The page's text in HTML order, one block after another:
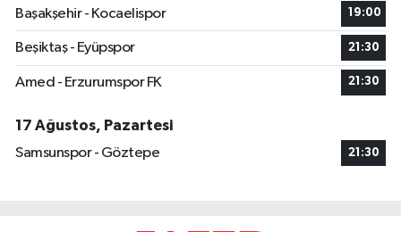
Başakşehir - Kocaelispor
19:00
Beşiktaş - Eyüpspor 21:30
Amed - Erzurumspor FK 21:30
17 Ağustos, Pazartesi
Samsunspor - Göztepe
21:30